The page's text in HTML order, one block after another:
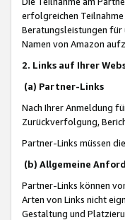
erfolgreichen
Beratungsleistungen für
Namen von Amazon
2. Links auf Ihrer
(a) Partner-Links
Nach Ihrer Anmeldung
Zurückverfolgung,
Partner-Links müssen
(b) Allgemeine
Partner-Links können
Arten von Links nicht
Gestaltung und